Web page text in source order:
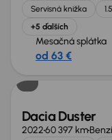
Servisná knižka
+5 ďalších
Mesačná splátka
od 63 €
Dacia Duster
202260 397 km